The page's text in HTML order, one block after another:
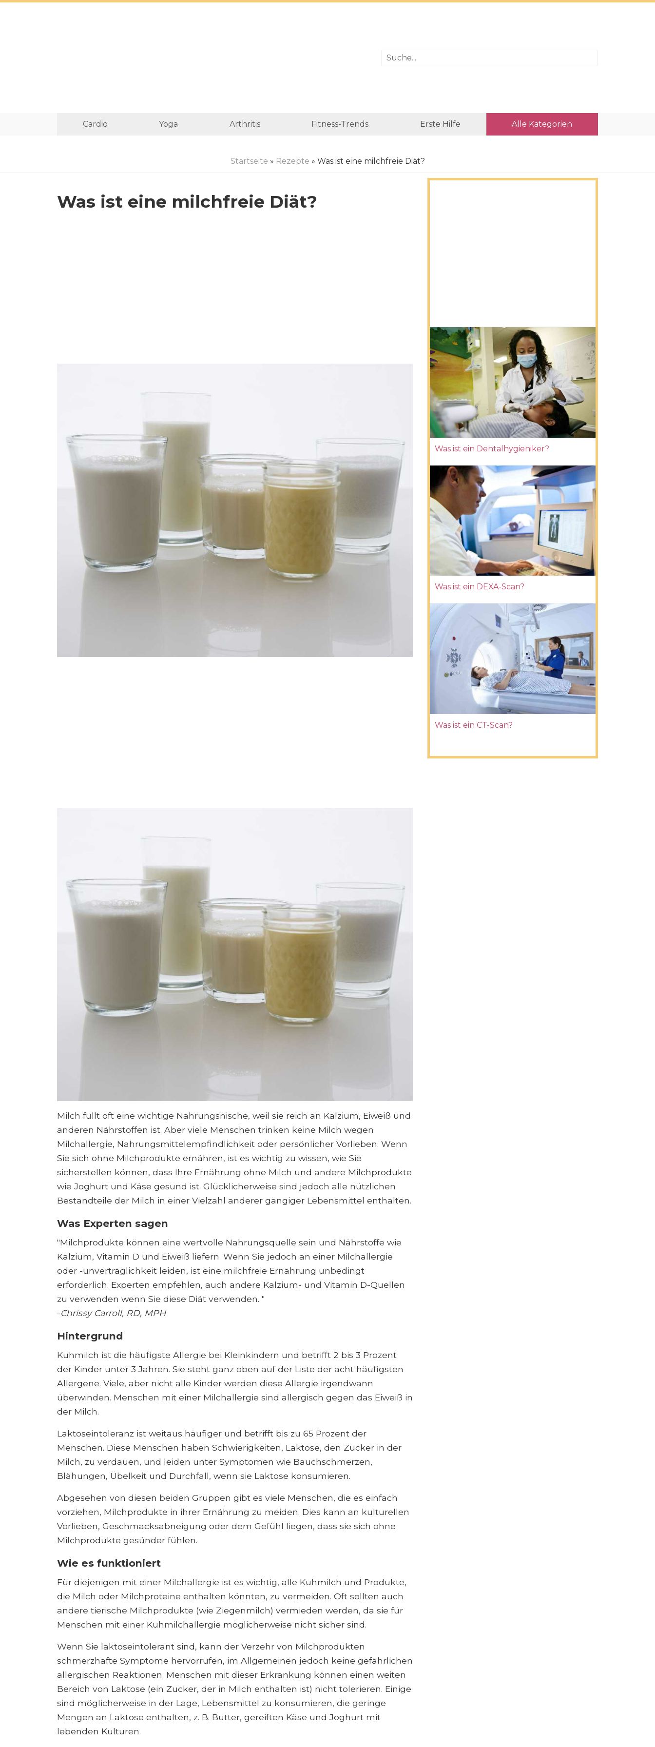
Cardio Yoga Arthritis Fitness-Trends Erste Hilfe Alle Kategorien
Startseite » Rezepte » Was ist eine milchfreie Diät?
Was ist eine milchfreie Diät?
Milch füllt oft eine wichtige Nahrungsnische, weil sie reich an Kalzium, Eiweiß und
anderen Nährstoffen ist. Aber viele Menschen trinken keine Milch wegen
Milchallergie, Nahrungsmittelempfindlichkeit oder persönlicher Vorlieben. Wenn
Sie sich ohne Milchprodukte ernähren, ist es wichtig zu wissen, wie Sie
sicherstellen können, dass Ihre Ernährung ohne Milch und andere Milchprodukte
wie Joghurt und Käse gesund ist. Glücklicherweise sind jedoch alle nützlichen
Bestandteile der Milch in einer Vielzahl anderer gängiger Lebensmittel enthalten.
Was Experten sagen
"Milchprodukte können eine wertvolle Nahrungsquelle sein und Nährstoffe wie
Kalzium, Vitamin D und Eiweiß liefern. Wenn Sie jedoch an einer Milchallergie
oder -unverträglichkeit leiden, ist eine milchfreie Ernährung unbedingt
erforderlich. Experten empfehlen, auch andere Kalzium- und Vitamin D-Quellen
zu verwenden wenn Sie diese Diät verwenden. "
-Chrissy Carroll, RD, MPH
Hintergrund
Kuhmilch ist die häufigste Allergie bei Kleinkindern und betrifft 2 bis 3 Prozent
der Kinder unter 3 Jahren. Sie steht ganz oben auf der Liste der acht häufigsten
Allergene. Viele, aber nicht alle Kinder werden diese Allergie irgendwann
überwinden. Menschen mit einer Milchallergie sind allergisch gegen das Eiweiß in
der Milch.
Laktoseintoleranz ist weitaus häufiger und betrifft bis zu 65 Prozent der
Menschen. Diese Menschen haben Schwierigkeiten, Laktose, den Zucker in der
Milch, zu verdauen, und leiden unter Symptomen wie Bauchschmerzen,
Blähungen, Übelkeit und Durchfall, wenn sie Laktose konsumieren.
Abgesehen von diesen beiden Gruppen gibt es viele Menschen, die es einfach
vorziehen, Milchprodukte in ihrer Ernährung zu meiden. Dies kann an kulturellen
Vorlieben, Geschmacksabneigung oder dem Gefühl liegen, dass sie sich ohne
Milchprodukte gesünder fühlen.
Wie es funktioniert
Für diejenigen mit einer Milchallergie ist es wichtig, alle Kuhmilch und Produkte,
die Milch oder Milchproteine ​​enthalten könnten, zu vermeiden. Oft sollten auch
andere tierische Milchprodukte (wie Ziegenmilch) vermieden werden, da sie für
Menschen mit einer Kuhmilchallergie möglicherweise nicht sicher sind.
Wenn Sie laktoseintolerant sind, kann der Verzehr von Milchprodukten
schmerzhafte Symptome hervorrufen, im Allgemeinen jedoch keine gefährlichen
allergischen Reaktionen. Menschen mit dieser Erkrankung können einen weiten
Bereich von Laktose (ein Zucker, der in Milch enthalten ist) nicht tolerieren. Einige
sind möglicherweise in der Lage, Lebensmittel zu konsumieren, die geringe
Mengen an Laktose enthalten, z. B. Butter, gereiften Käse und Joghurt mit
lebenden Kulturen.
Was ist ein Dentalhygieniker?
Was ist ein DEXA-Scan?
Was ist ein CT-Scan?